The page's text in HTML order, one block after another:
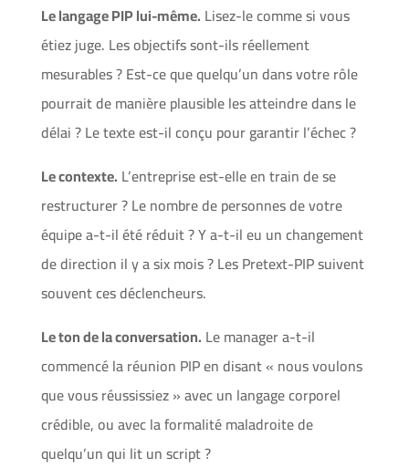
Le langage PIP lui-même. Lisez-le comme si vous
étiez juge. Les objectifs sont-ils réellement
mesurables ? Est-ce que quelqu’un dans votre rôle
pourrait de manière plausible les atteindre dans le
délai ? Le texte est-il conçu pour garantir l’échec ?
Le contexte. L’entreprise est-elle en train de se
restructurer ? Le nombre de personnes de votre
équipe a-t-il été réduit ? Y a-t-il eu un changement
de direction il y a six mois ? Les Pretext-PIP suivent
souvent ces déclencheurs.
Le ton de la conversation. Le manager a-t-il
commencé la réunion PIP en disant « nous voulons
que vous réussissiez » avec un langage corporel
crédible, ou avec la formalité maladroite de
quelqu’un qui lit un script ?